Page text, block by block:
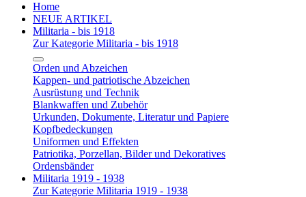
Home
NEUE ARTIKEL
Militaria - bis 1918
Zur Kategorie Militaria - bis 1918
Orden und Abzeichen
Kappen- und patriotische Abzeichen
Ausrüstung und Technik
Blankwaffen und Zubehör
Urkunden, Dokumente, Literatur und Papiere
Kopfbedeckungen
Uniformen und Effekten
Patriotika, Porzellan, Bilder und Dekoratives
Ordensbänder
Militaria 1919 - 1938
Zur Kategorie Militaria 1919 - 1938